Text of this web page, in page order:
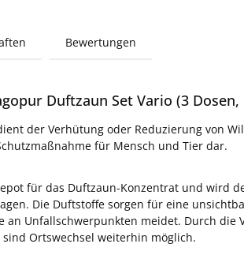
Bewertungen
Duftzaun Set Vario (3 Dosen,
der Verhütung oder Reduzierung von
für Mensch und Tier dar.
für das Duftzaun-Konzentrat und wird
Die Duftstoffe sorgen für eine
an Unfallschwerpunkten meidet. Durch die
Ortswechsel weiterhin möglich.